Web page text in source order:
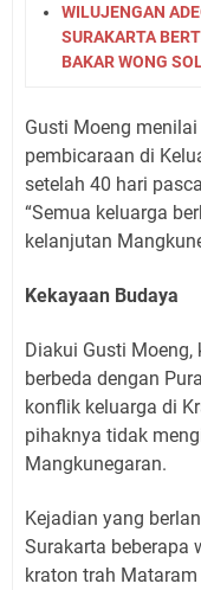
WILUJENGAN
SURAKARTA
BAKAR WONG
Gusti Moeng
pembicaraan di
setelah 40 hari
“Semua keluarga
kelanjutan
Kekayaan Budaya
Diakui Gusti
berbeda dengan
konflik keluarga di
pihaknya tidak
Mangkunegaran.
Kejadian yang
Surakarta beberapa
kraton trah